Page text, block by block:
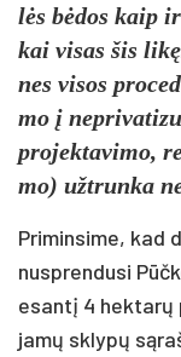
lės bė­dos kaip
kai vi­sas šis
nes vi­sos
mo į
pro­jek­ta­vi­mo,
mo) už­trun­ka
Pri­min­si­me, kad
nu­spren­du­si
esan­tį 4
ja­mų skly­pų